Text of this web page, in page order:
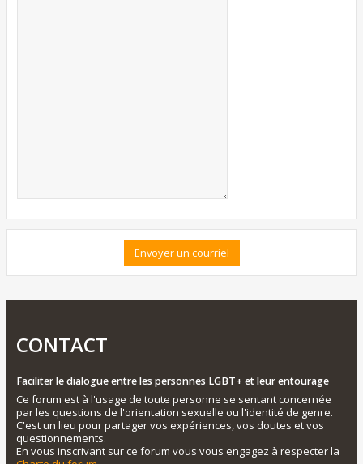
CONTACT
Faciliter le dialogue entre les personnes LGBT+ et leur entourage
Ce forum est à l'usage de toute personne se sentant concernée
par les questions de l'orientation sexuelle ou l'identité de genre.
C'est un lieu pour partager vos expériences, vos doutes et vos
questionnements.
En vous inscrivant sur ce forum vous vous engagez à respecter la